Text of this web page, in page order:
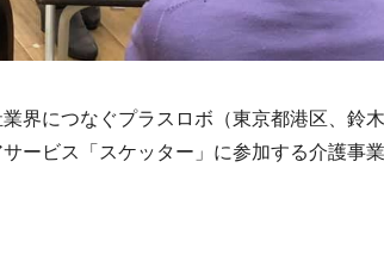
界につなぐプラスロボ（東京都港区、鈴
ービス「スケッター」に参加する介護事